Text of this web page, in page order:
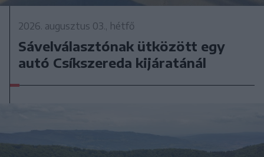
2026. augusztus 03., hétfő
Sávelválasztónak ütközött egy
autó Csíkszereda kijáratánál